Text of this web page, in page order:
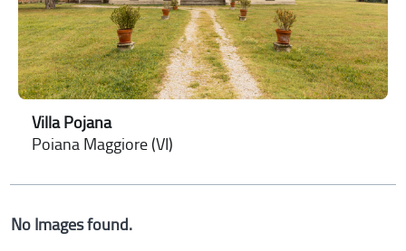
Villa Pojana
Poiana Maggiore (VI)
No Images found.